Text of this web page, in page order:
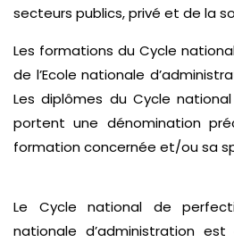
secteurs publics, privé et de la
Les formations du Cycle
de l’Ecole nationale
Les diplômes du Cycle
portent une dénomination
formation concernée et/ou sa
Le Cycle national de
nationale d’administration